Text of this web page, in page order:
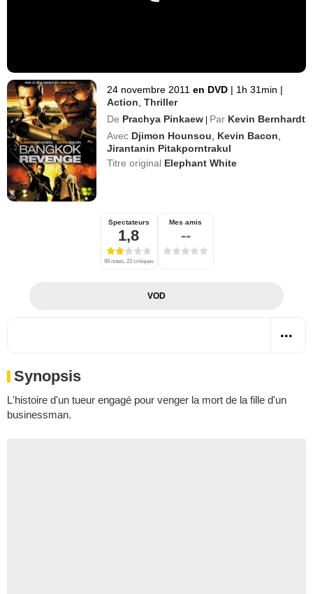
24 novembre 2011 en DVD | 1h 31min |
Action ,Thriller
De Prachya Pinkaew | Par Kevin Bernhardt
Avec Djimon Hounsou Kevin Bacon
Jirantanin Pitakporntrakul
Titre original Elephant White
Spectateurs
1,8
99 notes, 22 critiques
Mes amis
--
VOD
Synopsis
L'histoire d'un tueur engagé pour venger la mort de la fille d'un
businessman.